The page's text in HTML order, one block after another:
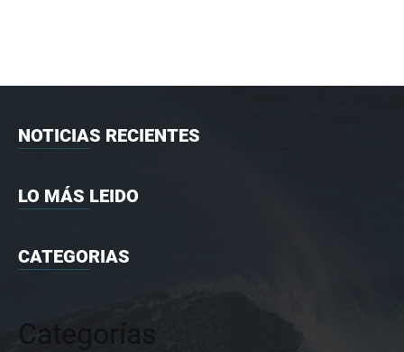
NOTICIAS RECIENTES
LO MÁS LEIDO
CATEGORIAS
Categorías